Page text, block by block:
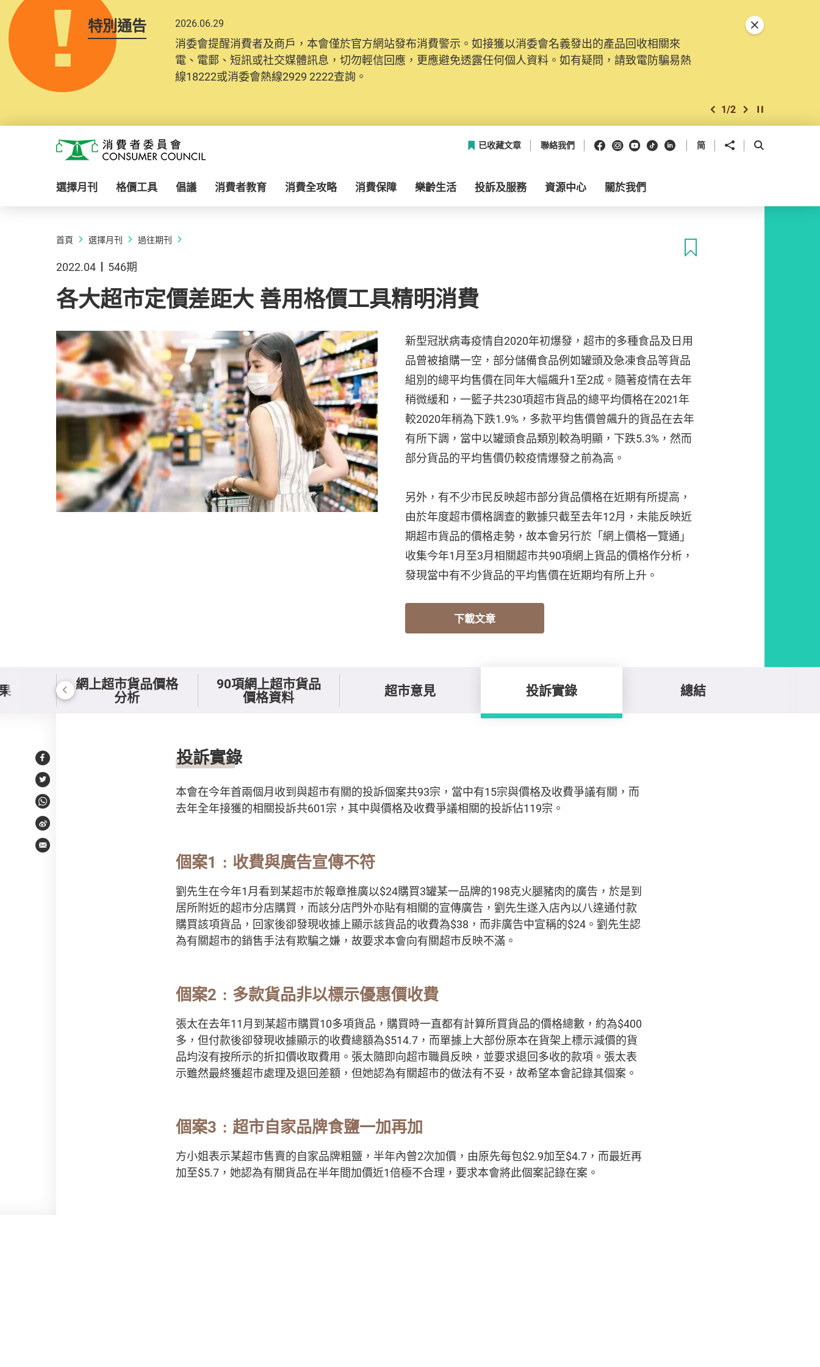
特別通告 2026.06.29
消委會提醒消費者及商戶，本會僅於官方網站發布消費警示。如接獲以消委會名義發出的產品回收相關來
電、電郵、短訊或社交媒體訊息，切勿輕信回應，更應避免透露任何個人資料。如有疑問，請致電防騙易熱
線18222或消委會熱線2929 2222查詢。
上一個
1/2 下一個開始/暫停幻燈
關閉特別通告
消費者委員會
已收藏文章 聯絡我們 Facebook
Instagram
Youtube
抖音領英 简 分享到 開啟搜尋框
選擇月刊 格價工具 倡議 消費者教育 消費全攻略 消費保障 樂齡生活 投訴及服務 資源中心 關於我們
首頁 選擇月刊 過往期刊
2022.04 546期
各大超市定價差距大 善用格價工具精明消費
新型冠狀病毒疫情自2020年初爆發，超市的多種食品及日用
品曾被搶購一空，部分儲備食品例如罐頭及急凍食品等貨品
組別的總平均售價在同年大幅飆升1至2成。隨著疫情在去年
稍微緩和，一籃子共230項超市貨品的總平均價格在2021年
較2020年稍為下跌1.9%，多款平均售價曾飆升的貨品在去年
有所下調，當中以罐頭食品類別較為明顯，下跌5.3%，然而
部分貨品的平均售價仍較疫情爆發之前為高。
另外，有不少市民反映超市部分貨品價格在近期有所提高，
由於年度超市價格調查的數據只截至去年12月，未能反映近
期超市貨品的價格走勢，故本會另行於「網上價格一覽通」
收集今年1月至3月相關超市共90項網上貨品的價格作分析，
發現當中有不少貨品的平均售價在近期均有所上升。
下載文章
網上超市貨品價格
分析
90項網上超市貨品
價格資料 超市意見 投訴實錄 總結
Facebook
Twitter
WhatsApp
Weibo
Email
投訴實錄
本會在今年首兩個月收到與超市有關的投訴個案共93宗，當中有15宗與價格及收費爭議有關，而
去年全年接獲的相關投訴共601宗，其中與價格及收費爭議相關的投訴佔119宗。
個案1﹕收費與廣告宣傳不符
劉先生在今年1月看到某超市於報章推廣以$24購買3罐某一品牌的198克火腿豬肉的廣告，於是到
居所附近的超市分店購買，而該分店門外亦貼有相關的宣傳廣告，劉先生遂入店內以八達通付款
購買該項貨品，回家後卻發現收據上顯示該貨品的收費為$38，而非廣告中宣稱的$24。劉先生認
為有關超市的銷售手法有欺騙之嫌，故要求本會向有關超市反映不滿。
個案2﹕多款貨品非以標示優惠價收費
張太在去年11月到某超市購買10多項貨品，購買時一直都有計算所買貨品的價格總數，約為$400
多，但付款後卻發現收據顯示的收費總額為$514.7，而單據上大部份原本在貨架上標示減價的貨
品均沒有按所示的折扣價收取費用。張太隨即向超市職員反映，並要求退回多收的款項。張太表
示雖然最終獲超市處理及退回差額，但她認為有關超市的做法有不妥，故希望本會記錄其個案。
個案3﹕超市自家品牌食鹽一加再加
方小姐表示某超市售賣的自家品牌粗鹽，半年內曾2次加價，由原先每包$2.9加至$4.7，而最近再
加至$5.7，她認為有關貨品在半年間加價近1倍極不合理，要求本會將此個案記錄在案。